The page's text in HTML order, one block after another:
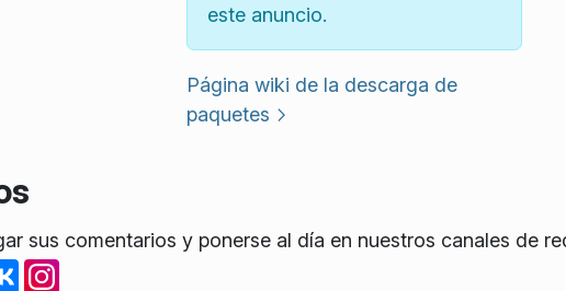
este anuncio.
Página wiki de la descarga de
paquetes
sus comentarios y ponerse al día en nuestros canales de